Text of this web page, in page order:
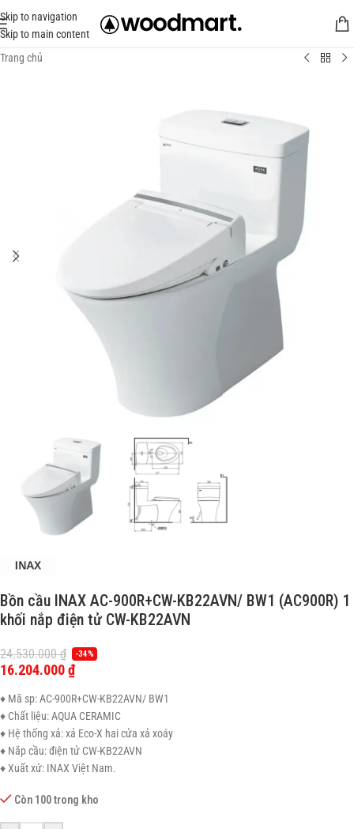
Skip to navigation
Skip to main content
Trang chủ
Bồn cầu INAX AC-900R+CW-KB22AVN/ BW1 (AC900R) 1
khối nắp điện tử CW-KB22AVN
24.530.000₫ -34%
16.204.000₫
♦ Mã sp: AC-900R+CW-KB22AVN/ BW1
♦ Chất liệu: AQUA CERAMIC
♦ Hệ thống xả: xả Eco-X hai cửa xả xoáy
♦ Nắp cầu: điện tử CW-KB22AVN
♦ Xuất xứ: INAX Việt Nam.
Còn 100 trong kho